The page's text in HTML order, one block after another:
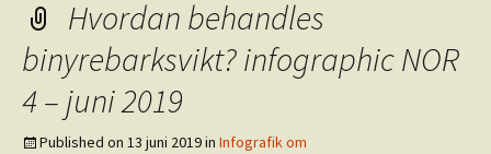
Hvordan behandles
binyrebarksvikt? infographic NOR
4 – juni 2019
Published on 13 juni 2019in Infografik om